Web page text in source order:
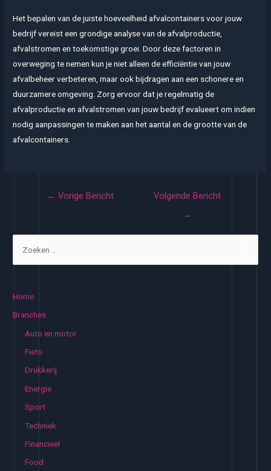
Het bepalen van de juiste hoeveelheid afvalcontainers voor jouw
bedrijf vereist een grondige analyse van de afvalproductie,
afvalstromen en toekomstige groei. Door deze factoren in
overweging te nemen kun je niet alleen de efficiëntie van jouw
afvalbeheer verbeteren, maar ook bijdragen aan een schonere en
duurzamere omgeving. Zorg ervoor dat je regelmatig de
afvalproductie en afvalstromen van jouw bedrijf evalueert om indien
nodig aanpassingen te maken aan het aantal en de grootte van de
afvalcontainers.
← Vorige Bericht
Volgende Bericht
→
Home
Branches
Auto en motor
Fiets
Drukkerij
Energie
Sport
Techniek
Financieel
Food